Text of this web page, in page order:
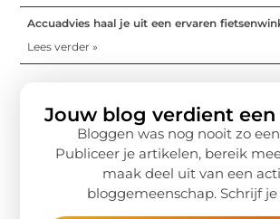
Accuadvies haal je uit een ervaren
Lees verder »
Jouw blog verdient
Bloggen was nog nooit zo
Publiceer je artikelen, bereik
maak deel uit van een
bloggemeenschap. Schrijf